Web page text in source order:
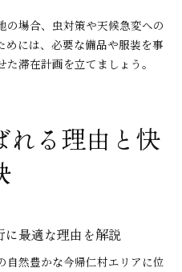
の場合、虫対策や天候急変への
めには、必要な備品や服装を事
滞在計画を立てましょう。
れる理由と快
に最適な理由を解説
自然豊かな今帰仁村エリアに位